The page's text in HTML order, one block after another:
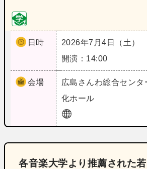
日時
2026年7月4日（土）
開演：14:00
会場 広島 さんわ総合セン
化ホール
各音楽大学より推薦された